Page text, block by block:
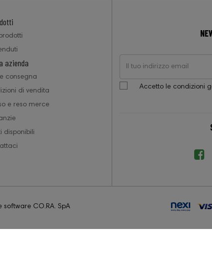
azienda
consegna
di vendita
e reso merce
disponibili
Accetto le condizioni
CO.RA. SpA